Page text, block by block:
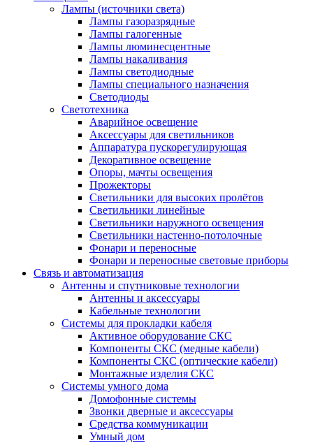
Лампы (источники света)
Лампы газоразрядные
Лампы галогенные
Лампы люминесцентные
Лампы накаливания
Лампы светодиодные
Лампы специального назначения
Светодиоды
Светотехника
Аварийное освещение
Аксессуары для светильников
Аппаратура пускорегулирующая
Декоративное освещение
Опоры, мачты освещения
Прожекторы
Светильники для высоких пролётов
Светильники линейные
Светильники наружного освещения
Светильники настенно-потолочные
Фонари и переносные
Фонари и переносные световые приборы
Связь и автоматизация
Антенны и спутниковые технологии
Антенны и аксессуары
Кабельные технологии
Системы для прокладки кабеля
Активное оборудование СКС
Компоненты СКС (медные кабели)
Компоненты СКС (оптические кабели)
Монтажные изделия СКС
Системы умного дома
Домофонные системы
Звонки дверные и аксессуары
Средства коммуникации
Умный дом